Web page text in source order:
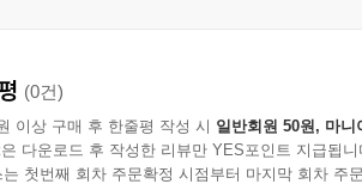
(0건)
이상 구매 후 한줄평 작성 시 일반회원 50원, 마니
다운로드 후 작성한 리뷰만 YES포인트 지급됩니
는 첫번째 회차 주문확정 시점부터 마지막 회차 주